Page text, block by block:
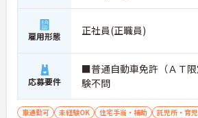
雇用形態 正社員(正職員)
応募要件
■普通自動車免許（ＡＴ
験不問
車通勤可 未経験OK 住宅手当・補助 託児所・育